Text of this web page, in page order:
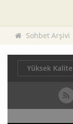
Sohbet Arşivi
Yüksek Kalite